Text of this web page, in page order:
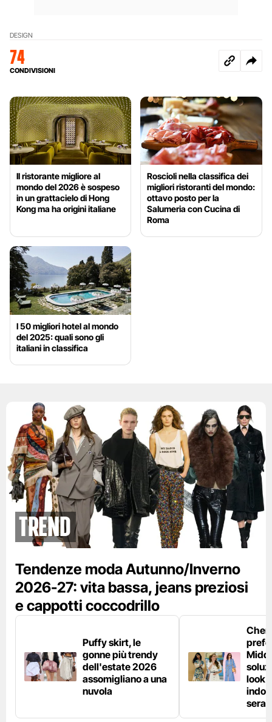
DESIGN
74
CONDIVISIONI
Il ristorante migliore al
mondo del 2026 è sospeso
in un grattacielo di Hong
Kong ma ha origini italiane
Roscioli nella classifica dei
migliori ristoranti del mondo:
ottavo posto per la
Salumeria con Cucina di
Roma
I 50 migliori hotel al mondo
del 2025: quali sono gli
italiani in classifica
Trend
Tendenze moda Autunno/Inverno
2026-27: vita bassa, jeans preziosi
e cappotti coccodrillo
Puffy skirt, le
gonne più trendy
dell'estate 2026
assomigliano a una
nuvola
look
sera